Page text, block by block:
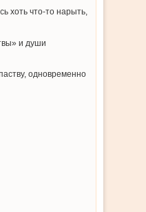
хоть что-то нарыть,
и души
одновременно